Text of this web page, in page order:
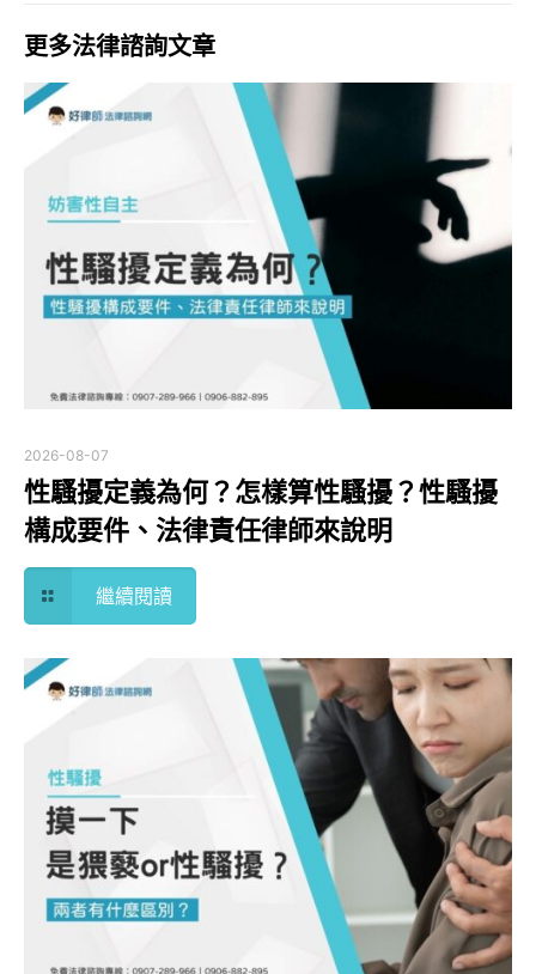
更多法律諮詢文章
2026-08-07
性騷擾定義為何？怎樣算性騷擾？性騷擾
構成要件、法律責任律師來說明
繼續閱讀